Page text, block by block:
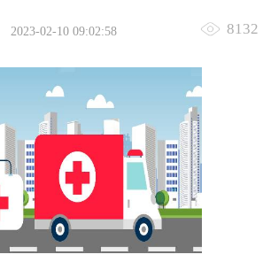
2023-02-10 09:02:58 8132